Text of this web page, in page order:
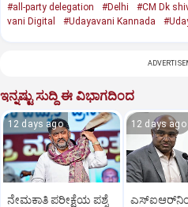
#all-party delegation #Delhi #CM Dk
vani Digital
#Udayavani Kannada
ಇನ್ನಷ್ಟು ಸುದ್ದಿ ಈ ವಿಭಾಗದಿಂದ
12 days ago
ನೇಮಕಾತಿ ಪರೀಕ್ಷೆಯ ಪಶ್ನೆ
12 days ago